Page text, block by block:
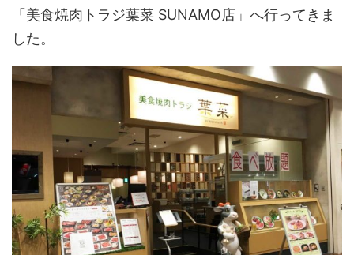
「美食焼肉トラジ葉菜 SUNAMO店」へ行ってきま
した。